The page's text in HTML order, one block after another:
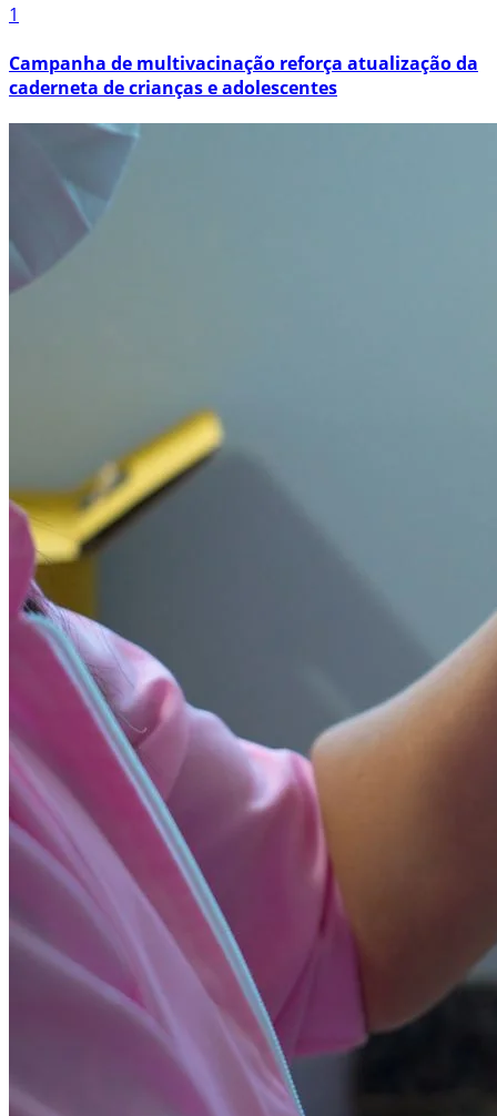
1
Campanha de multivacinação reforça atualização da
caderneta de crianças e adolescentes